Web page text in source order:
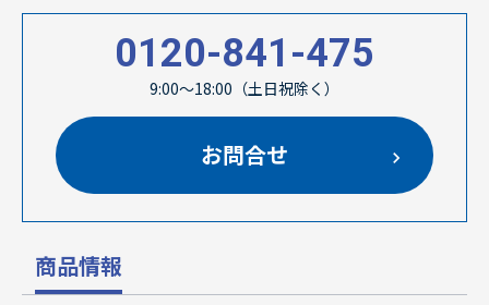
0120-841-475
9:00～18:00（土日祝除く）
お問合せ
商品情報